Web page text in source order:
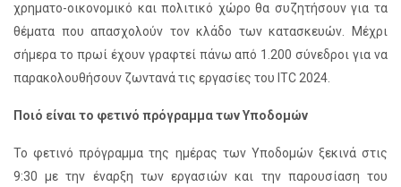
χρηματο-οικονομικό και πολιτικό χώρο θα συζητήσουν για τα
θέματα που απασχολούν τον κλάδο των κατασκευών. Μέχρι
σήμερα το πρωί έχουν γραφτεί πάνω από 1.200 σύνεδροι για να
παρακολουθήσουν ζωντανά τις εργασίες του ITC 2024.
Ποιό είναι το φετινό πρόγραμμα των Υποδομών
Το φετινό πρόγραμμα της ημέρας των Υποδομών ξεκινά στις
9:30 με την έναρξη των εργασιών και την παρουσίαση του